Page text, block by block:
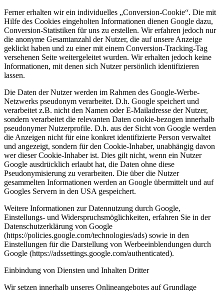
Ferner erhalten wir ein individuelles „Conversion-Cookie“. Die mit
Hilfe des Cookies eingeholten Informationen dienen Google dazu,
Conversion-Statistiken für uns zu erstellen. Wir erfahren jedoch nur
die anonyme Gesamtanzahl der Nutzer, die auf unsere Anzeige
geklickt haben und zu einer mit einem Conversion-Tracking-Tag
versehenen Seite weitergeleitet wurden. Wir erhalten jedoch keine
Informationen, mit denen sich Nutzer persönlich identifizieren
lassen.
Die Daten der Nutzer werden im Rahmen des Google-Werbe-
Netzwerks pseudonym verarbeitet. D.h. Google speichert und
verarbeitet z.B. nicht den Namen oder E-Mailadresse der Nutzer,
sondern verarbeitet die relevanten Daten cookie-bezogen innerhalb
pseudonymer Nutzerprofile. D.h. aus der Sicht von Google werden
die Anzeigen nicht für eine konkret identifizierte Person verwaltet
und angezeigt, sondern für den Cookie-Inhaber, unabhängig davon
wer dieser Cookie-Inhaber ist. Dies gilt nicht, wenn ein Nutzer
Google ausdrücklich erlaubt hat, die Daten ohne diese
Pseudonymisierung zu verarbeiten. Die über die Nutzer
gesammelten Informationen werden an Google übermittelt und auf
Googles Servern in den USA gespeichert.
Weitere Informationen zur Datennutzung durch Google,
Einstellungs- und Widerspruchsmöglichkeiten, erfahren Sie in der
Datenschutzerklärung von Google
(https://policies.google.com/technologies/ads) sowie in den
Einstellungen für die Darstellung von Werbeeinblendungen durch
Google (https://adssettings.google.com/authenticated).
Einbindung von Diensten und Inhalten Dritter
Wir setzen innerhalb unseres Onlineangebotes auf Grundlage